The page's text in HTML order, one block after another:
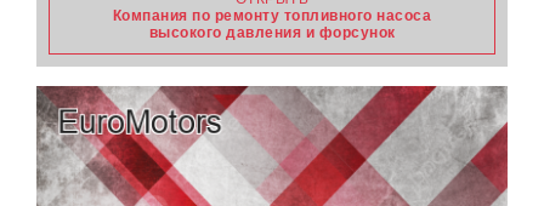
Компания по ремонту топливного насоса
высокого давления и форсунок